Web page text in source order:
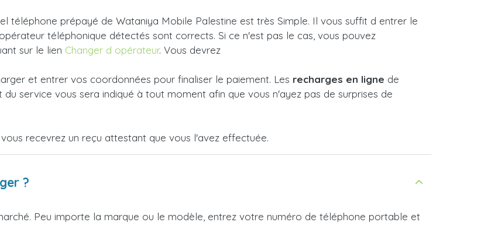
téléphone prépayé de Wataniya Mobile Palestine est très Simple. Il vous suffit d entrer le
téléphonique détectés sont corrects. Si ce n'est pas le cas, vous pouvez
sur le lien Changer d opérateur. Vous devrez
et entrer vos coordonnées pour finaliser le paiement. Les recharges en ligne de
service vous sera indiqué à tout moment afin que vous n'ayez pas de surprises de
recevrez un reçu attestant que vous l'avez effectuée.
?
Peu importe la marque ou le modèle, entrez votre numéro de téléphone portable et